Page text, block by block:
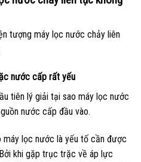
tượng máy lọc nước chảy liên
nước cấp rất yếu
tiên lý giải tại sao máy lọc nước
nước cấp đầu vào.
lọc nước là yếu tố cần được
khi gặp trục trặc về áp lực